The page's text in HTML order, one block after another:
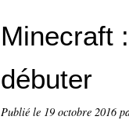
Minecraft
débuter
Publié le 19 octobre 2016